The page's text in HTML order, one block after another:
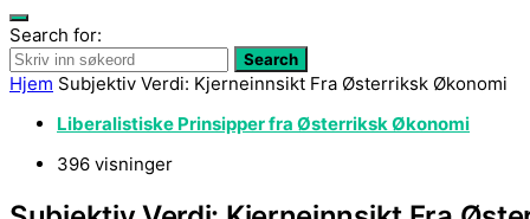
Search for:
Search
Hjem Subjektiv Verdi: Kjerneinnsikt Fra Østerriksk Økonomi
Liberalistiske Prinsipper fra Østerriksk Økonomi
396 visninger